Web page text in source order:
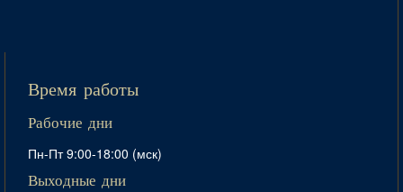
Время работы
Рабочие дни
Пн-Пт 9:00-18:00 (мск)
Выходные дни